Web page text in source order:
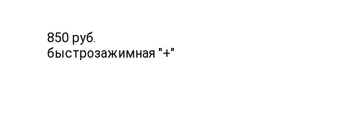
850 руб.
быстрозажимная "+"